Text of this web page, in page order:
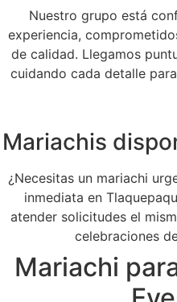
Nuestro grupo está
experiencia,
de calidad. Llegamos
cuidando cada detalle
Mariachis
¿Necesitas un mariachi
inmediata en
atender solicitudes el
celebraciones
Mariachi